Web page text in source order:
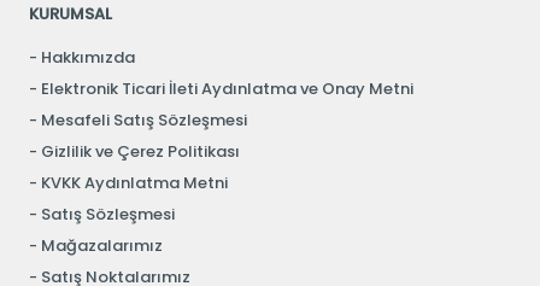
KURUMSAL
Hakkımızda
Elektronik Ticari İleti Aydınlatma ve Onay Metni
Mesafeli Satış Sözleşmesi
Gizlilik ve Çerez Politikası
KVKK Aydınlatma Metni
Satış Sözleşmesi
Mağazalarımız
Satış Noktalarımız